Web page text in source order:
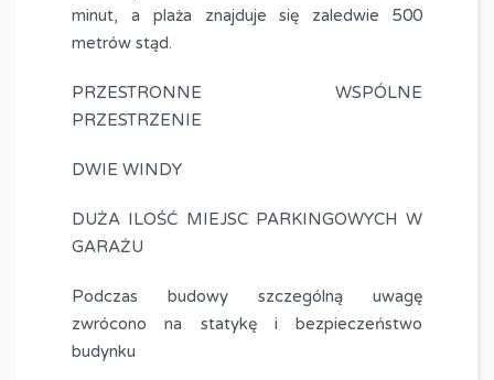
minut, a plaża znajduje się zaledwie 500
metrów stąd.
PRZESTRONNE WSPÓLNE
PRZESTRZENIE
DWIE WINDY
DUŻA ILOŚĆ MIEJSC PARKINGOWYCH W
GARAŻU
Podczas budowy szczególną uwagę
zwrócono na statykę i bezpieczeństwo
budynku